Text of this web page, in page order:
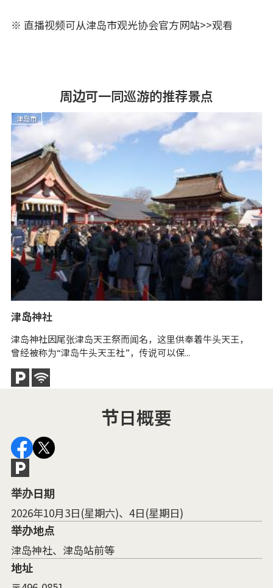
※ 直播视频可从津岛市观光协会官方网站>>观看
周边可一同巡游的推荐景点
津岛市
津岛神社
津岛神社因尾张津岛天王祭而闻名，这里供奉着牛头天王，
曾经被称为“津岛牛头天王社”，传说可以保...
节日概要
举办日期
2026年10月3日(星期六)、4日(星期日)
举办地点
津岛神社、津岛站前等
地址